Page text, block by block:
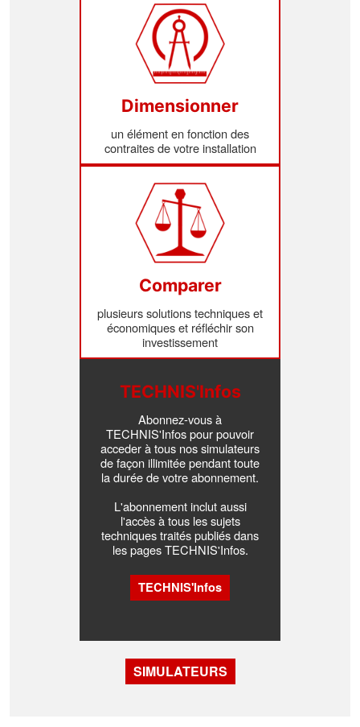
Dimensionner
un élément en fonction des
contraites de votre installation
Comparer
plusieurs solutions techniques et
économiques et réfléchir son
investissement
TECHNIS'Infos
Abonnez-vous à
TECHNIS'Infos pour pouvoir
acceder à tous nos simulateurs
de façon illimitée pendant toute
la durée de votre abonnement.
L'abonnement inclut aussi
l'accès à tous les sujets
techniques traités publiés dans
les pages TECHNIS'Infos.
TECHNIS'Infos
SIMULATEURS